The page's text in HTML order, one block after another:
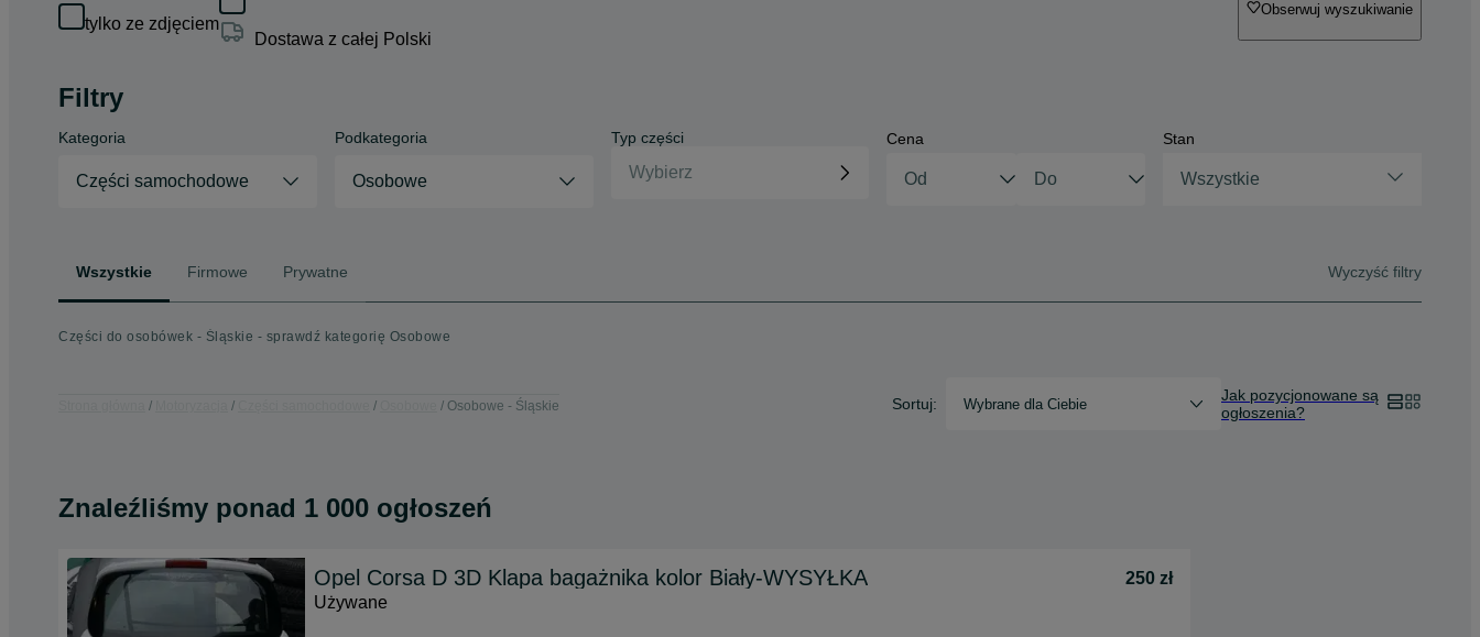
tylko ze zdjęciem
Dostawa z całej Polski
Obserwuj wyszukiwanie
Filtry
Kategoria
Części samochodowe
Podkategoria
Osobowe
Typ części Cena Stan
Wszystkie
Wszystkie Firmowe Prywatne Wyczyść filtry
Części do osobówek - Śląskie - sprawdź kategorię Osobowe
Osobowe - Śląskie Sortuj: Wybrane dla Ciebie
Jak pozycjonowane są
ogłoszenia?
Znaleźliśmy ponad 1 000 ogłoszeń
Opel Corsa D 3D Klapa bagażnika kolor Biały-WYSYŁKA
250 zł
Używane